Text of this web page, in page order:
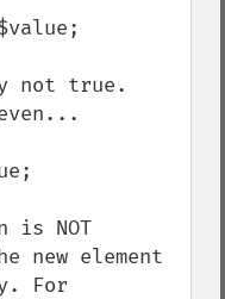
not true.
is NOT
new element
For